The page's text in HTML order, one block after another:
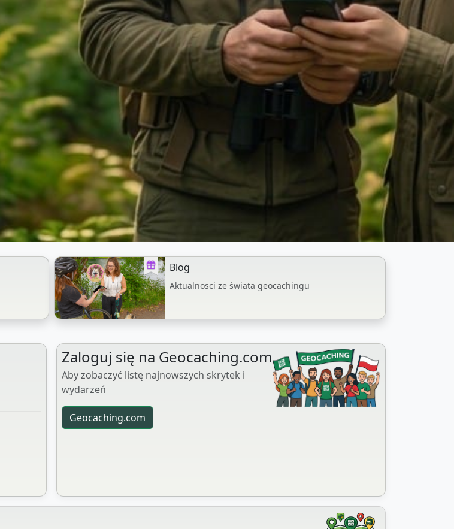
Blog
Aktualnosci ze świata geocachingu
Zaloguj się na Geocaching.com
Aby zobaczyć listę najnowszych skrytek i
wydarzeń
Geocaching.com